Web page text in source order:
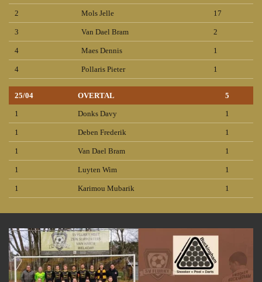
2 Mols Jelle 17
3 Van Dael Bram 2
4 Maes Dennis 1
4 Pollaris Pieter 1
25/04 OVERTAL 5
1 Donks Davy 1
1 Deben Frederik 1
1 Van Dael Bram 1
1 Luyten Wim 1
1 Karimou Mubarik 1